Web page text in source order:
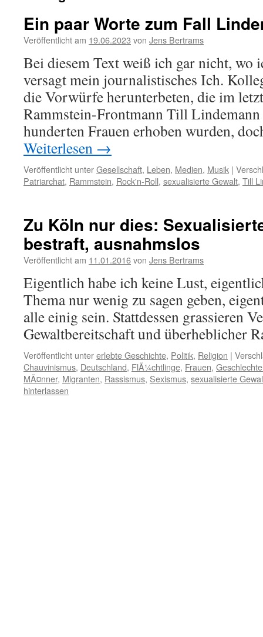
Ein paar Worte zum Fall
Veröffentlicht am 19.06.2023 von Jens Bertrams
Bei diesem Text weiß ich gar nicht, wo
versagt mein journalistisches Ich.
die Vorwürfe herunterbeten, die im
Rammstein-Frontmann Till
hunderten Frauen erhoben wurden,
Weiterlesen →
Veröffentlicht unterGesellschaft, Leben, Medien, Musik |
Patriarchat, Rammstein, Rock'n-Roll, sexualisierte Gewalt, Till
Zu Köln nur dies:
bestraft, ausnahmslos
Veröffentlicht am 11.01.2016von Jens Bertrams
Eigentlich habe ich keine Lust,
Thema nur wenig zu sagen geben,
alle einig sein. Stattdessen grassieren
Gewaltbereitschaft und überheblicher
Veröffentlicht untererlebte Geschichte, Politik, Religion |
Chauvinismus, Deutschland, FlÃ¼chtlinge, Frauen,
MÃ¤nner, Migranten, Rassismus, Sexismus, sexualisierte
hinterlassen